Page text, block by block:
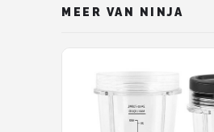
MEER VAN NINJA